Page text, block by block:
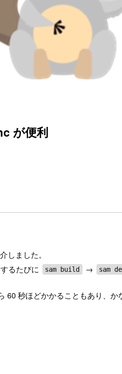
が便利
しました。
るたびに
sam build → sam
秒ほどかかることもあり、か